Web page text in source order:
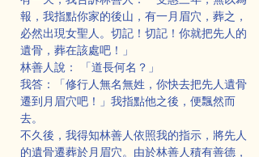
報，我指點你家的後山，有一月眉穴，葬之，
必然出現女聖人。切記！切記！你就把先人的
遺骨，葬在該處吧！」
林善人說： 「道長何名？」
我答：「修行人無名無姓，你快去把先人遺骨
遷到月眉穴吧！」我指點他之後，便飄然而
去。
不久後，我得知林善人依照我的指示，將先人
的遺骨遷葬於月眉穴。由於林善人積有善德，